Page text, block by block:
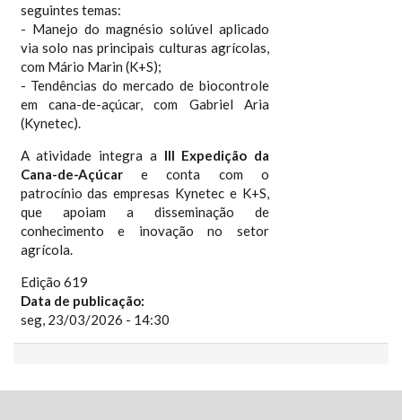
seguintes temas:
- Manejo do magnésio solúvel aplicado
via solo nas principais culturas agrícolas,
com Mário Marin (K+S);
- Tendências do mercado de biocontrole
em cana-de-açúcar, com Gabriel Aria
(Kynetec).
A atividade integra a III Expedição da
Cana-de-Açúcare conta com o
patrocínio das empresas Kynetec e K+S,
que apoiam a disseminação de
conhecimento e inovação no setor
agrícola.
Edição 619
Data de publicação:
seg, 23/03/2026 - 14:30